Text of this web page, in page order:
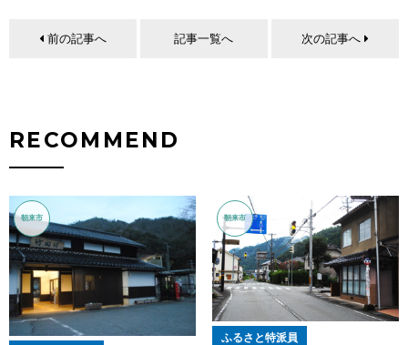
前の記事へ 記事一覧へ 次の記事へ
RECOMMEND
朝来市 朝来市
ふるさと特派員